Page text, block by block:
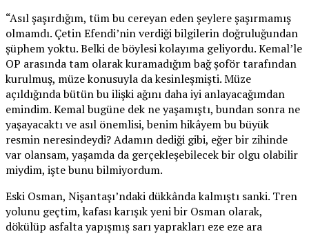
“Asıl şaşırdığım, tüm bu cereyan eden şeylere şaşırmamış
olmamdı. Çetin Efendi’nin verdiği bilgilerin doğruluğundan
şüphem yoktu. Belki de böylesi kolayıma geliyordu. Kemal’le
OP arasında tam olarak kuramadığım bağ şoför tarafından
kurulmuş, müze konusuyla da kesinleşmişti. Müze
açıldığında bütün bu ilişki ağını daha iyi anlayacağımdan
emindim. Kemal bugüne dek ne yaşamıştı, bundan sonra ne
yaşayacaktı ve asıl önemlisi, benim hikâyem bu büyük
resmin neresindeydi? Adamın dediği gibi, eğer bir zihinde
var olansam, yaşamda da gerçekleşebilecek bir olgu olabilir
miydim, işte bunu bilmiyordum.
Eski Osman, Nişantaşı’ndaki dükkânda kalmıştı sanki. Tren
yolunu geçtim, kafası karışık yeni bir Osman olarak,
dökülüp asfalta yapışmış sarı yaprakları eze eze ara